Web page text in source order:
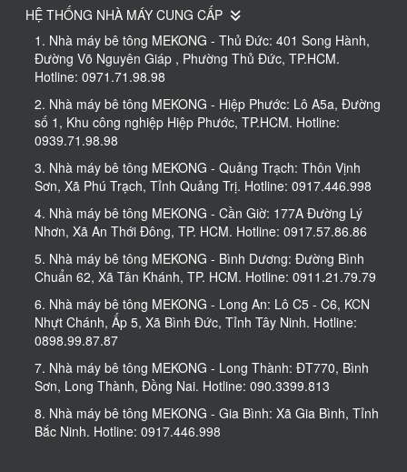
HỆ THỐNG NHÀ MÁY CUNG CẤP
1. Nhà máy bê tông MEKONG - Thủ Đức: 401 Song Hành,
Đường Võ Nguyên Giáp , Phường Thủ Đức, TP.HCM.
Hotline: 0971.71.98.98
2. Nhà máy bê tông MEKONG - Hiệp Phước: Lô A5a, Đường
số 1, Khu công nghiệp Hiệp Phước, TP.HCM. Hotline:
0939.71.98.98
3. Nhà máy bê tông MEKONG - Quảng Trạch: Thôn Vịnh
Sơn, Xã Phú Trạch, Tỉnh Quảng Trị. Hotline: 0917.446.998
4. Nhà máy bê tông MEKONG - Cần Giờ: 177A Đường Lý
Nhơn, Xã An Thới Đông, TP. HCM. Hotline: 0917.57.86.86
5. Nhà máy bê tông MEKONG - Bình Dương: Đường Bình
Chuẩn 62, Xã Tân Khánh, TP. HCM. Hotline: 0911.21.79.79
6. Nhà máy bê tông MEKONG - Long An: Lô C5 - C6, KCN
Nhựt Chánh, Ấp 5, Xã Bình Đức, Tỉnh Tây Ninh. Hotline:
0898.99.87.87
7. Nhà máy bê tông MEKONG - Long Thành: ĐT770, Bình
Sơn, Long Thành, Đồng Nai. Hotline: 090.3399.813
8. Nhà máy bê tông MEKONG - Gia Bình: Xã Gia Bình, Tỉnh
Bắc Ninh. Hotline: 0917.446.998